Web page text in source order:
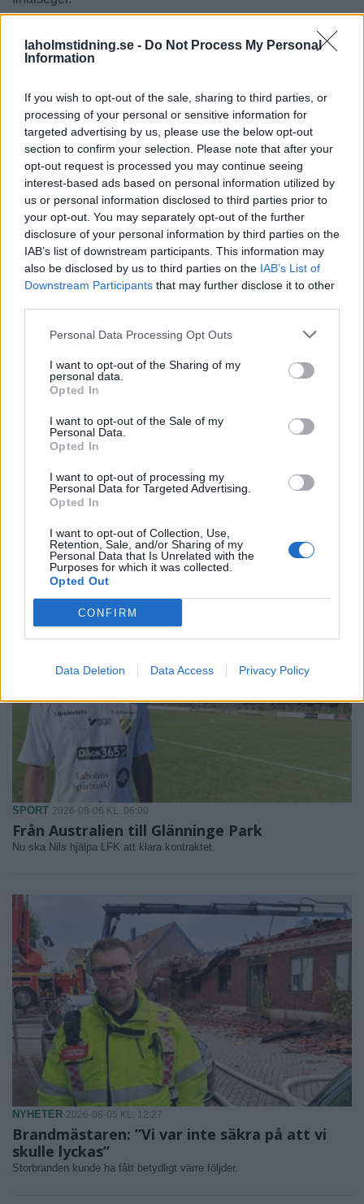
laholmstidning.se - Do Not Process My Personal
Information
If you wish to opt-out of the sale, sharing to third parties, or
processing of your personal or sensitive information for
targeted advertising by us, please use the below opt-out
section to confirm your selection. Please note that after your
opt-out request is processed you may continue seeing
interest-based ads based on personal information utilized by
us or personal information disclosed to third parties prior to
your opt-out. You may separately opt-out of the further
disclosure of your personal information by third parties on the
IAB’s list of downstream participants. This information may
also be disclosed by us to third parties on the IAB’s List of
Downstream Participants that may further disclose it to other
Personal Data Processing Opt Outs
I want to opt-out of the Sharing of my
personal data.
Opted In
I want to opt-out of the Sale of my
Personal Data.
Opted In
I want to opt-out of processing my
Personal Data for Targeted Advertising.
Opted In
I want to opt-out of Collection, Use,
Retention, Sale, and/or Sharing of my
Personal Data that Is Unrelated with the
Purposes for which it was collected.
Opted Out
CONFIRM
Data Deletion Data Access Privacy Policy
NYHETER 2026-08-07 KL. 10:33
Hotade och viftade
med kniv i Traryd –
döms till fängelse
Tre år gamla brott har nu fått
sitt avslut.
NYHETER 2026-08-07 KL. 06:00
Louise lockade
Hylander till
Hasslöv: "Är
jättenöjd"
Svårt att locka
Hasslövsborna till Under
SPORT 2026-08-06 KL. 06:00
Från Australien till Glänninge Park
Nu ska Nils hjälpa LFK att klara kontraktet.
NYHETER 2026-08-05 KL. 12:27
Brandmästaren: ”Vi var inte säkra på att vi
skulle lyckas”
Storbranden kunde ha fått betydligt värre följder.